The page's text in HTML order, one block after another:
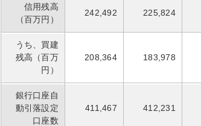
信用残高
（百万円）
242,492 225,824
うち、買建
残高（百万
円）
208,364 183,978
銀行口座自
動引落設定
口座数
411,467 412,231